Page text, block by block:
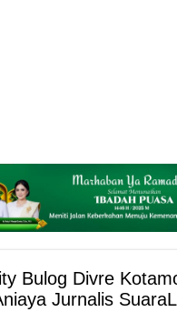
Bulog Divre
Jurnalis